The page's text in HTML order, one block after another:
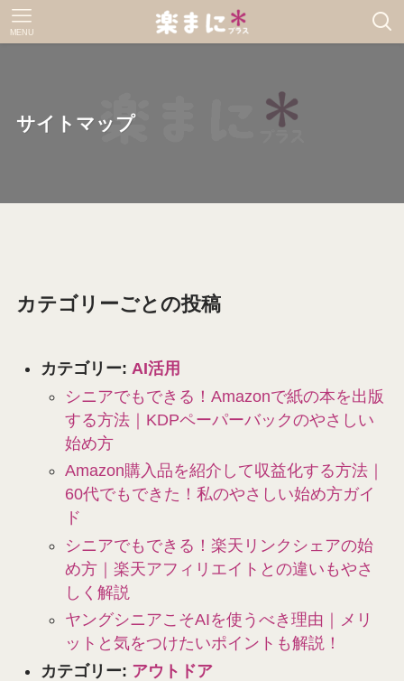
MENU
サイトマップ
カテゴリーごとの投稿
カテゴリー: AI活用
シニアでもできる！Amazonで紙の本を出版
する方法｜KDPペーパーバックのやさしい
始め方
Amazon購入品を紹介して収益化する方法｜
60代でもできた！私のやさしい始め方ガイ
ド
シニアでもできる！楽天リンクシェアの始
め方｜楽天アフィリエイトとの違いもやさ
しく解説
ヤングシニアこそAIを使うべき理由｜メリ
ットと気をつけたいポイントも解説！
カテゴリー: アウトドア